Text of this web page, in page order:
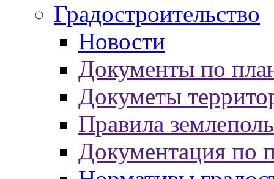
Градостроительство
Новости
Документы по
Докуметы
Правила
Документация по